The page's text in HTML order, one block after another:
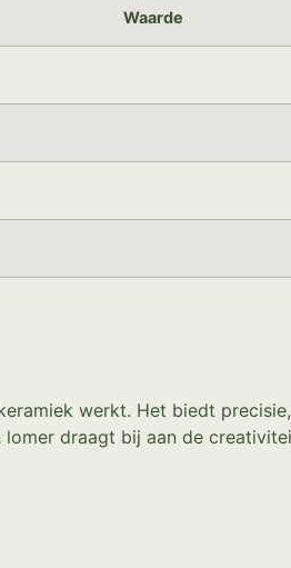
Waarde
werkt. Het biedt
draagt bij aan de